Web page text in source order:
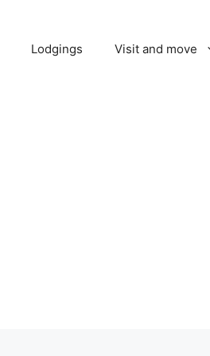
Lodgings Visit and move